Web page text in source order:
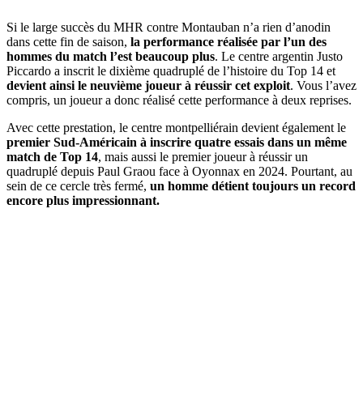
Si le large succès du MHR contre Montauban n’a rien d’anodin
dans cette fin de saison, la performance réalisée par l’un des
hommes du match l’est beaucoup plus. Le centre argentin Justo
Piccardo a inscrit le dixième quadruplé de l’histoire du Top 14 et
devient ainsi le neuvième joueur à réussir cet exploit. Vous l’avez
compris, un joueur a donc réalisé cette performance à deux reprises.
Avec cette prestation, le centre montpelliérain devient également le
premier Sud-Américain à inscrire quatre essais dans un même
match de Top 14, mais aussi le premier joueur à réussir un
quadruplé depuis Paul Graou face à Oyonnax en 2024. Pourtant, au
sein de ce cercle très fermé, un homme détient toujours un record
encore plus impressionnant.